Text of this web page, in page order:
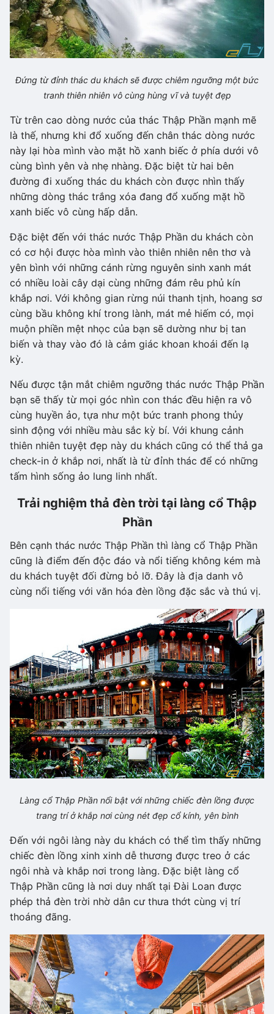
Đứng từ đỉnh thác du khách sẽ được chiêm ngưỡng một bức
tranh thiên nhiên vô cùng hùng vĩ và tuyệt đẹp
Từ trên cao dòng nước của thác Thập Phần mạnh mẽ
là thế, nhưng khi đổ xuống đến chân thác dòng nước
này lại hòa mình vào mặt hồ xanh biếc ở phía dưới vô
cùng bình yên và nhẹ nhàng. Đặc biệt từ hai bên
đường đi xuống thác du khách còn được nhìn thấy
những dòng thác trắng xóa đang đổ xuống mặt hồ
xanh biếc vô cùng hấp dẫn.
Đặc biệt đến với thác nước Thập Phần du khách còn
có cơ hội được hòa mình vào thiên nhiên nên thơ và
yên bình với những cánh rừng nguyên sinh xanh mát
có nhiều loài cây dại cùng những đám rêu phủ kín
khắp nơi. Với không gian rừng núi thanh tịnh, hoang sơ
cùng bầu không khí trong lành, mát mẻ hiếm có, mọi
muộn phiền mệt nhọc của bạn sẽ dường như bị tan
biến và thay vào đó là cảm giác khoan khoái đến lạ
kỳ.
Nếu được tận mắt chiêm ngưỡng thác nước Thập Phần
bạn sẽ thấy từ mọi góc nhìn con thác đều hiện ra vô
cùng huyền ảo, tựa như một bức tranh phong thủy
sinh động với nhiều màu sắc kỳ bí. Với khung cảnh
thiên nhiên tuyệt đẹp này du khách cũng có thể thả ga
check-in ở khắp nơi, nhất là từ đỉnh thác để có những
tấm hình sống ảo lung linh nhất.
Trải nghiệm thả đèn trời tại làng cổ Thập
Phần
Bên cạnh thác nước Thập Phần thì làng cổ Thập Phần
cũng là điểm đến độc đáo và nổi tiếng không kém mà
du khách tuyệt đối đừng bỏ lỡ. Đây là địa danh vô
cùng nổi tiếng với văn hóa đèn lồng đặc sắc và thú vị.
Làng cổ Thập Phần nổi bật với những chiếc đèn lồng được
trang trí ở khắp nơi cùng nét đẹp cổ kính, yên bình
Đến với ngôi làng này du khách có thể tìm thấy những
chiếc đèn lồng xinh xinh dễ thương được treo ở các
ngôi nhà và khắp nơi trong làng. Đặc biệt làng cổ
Thập Phần cũng là nơi duy nhất tại Đài Loan được
phép thả đèn trời nhờ dân cư thưa thớt cùng vị trí
thoáng đãng.